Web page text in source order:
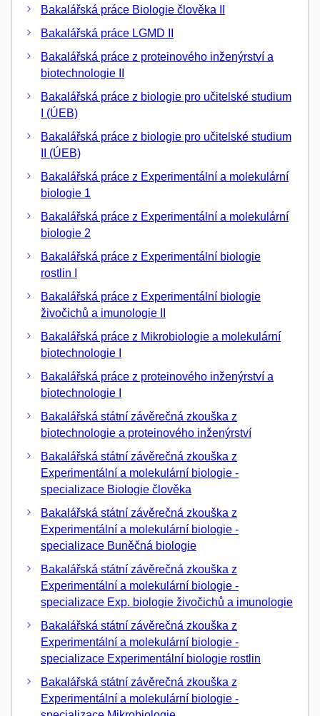
Bakalářská práce Biologie člověka II
Bakalářská práce LGMD II
Bakalářská práce z proteinového inženýrství a
biotechnologie II
Bakalářská práce z biologie pro učitelské studium
I (ÚEB)
Bakalářská práce z biologie pro učitelské studium
II (ÚEB)
Bakalářská práce z Experimentální a molekulární
biologie 1
Bakalářská práce z Experimentální a molekulární
biologie 2
Bakalářská práce z Experimentální biologie
rostlin I
Bakalářská práce z Experimentální biologie
živočichů a imunologie II
Bakalářská práce z Mikrobiologie a molekulární
biotechnologie I
Bakalářská práce z proteinového inženýrství a
biotechnologie I
Bakalářská státní závěrečná zkouška z
biotechnologie a proteinového inženýrství
Bakalářská státní závěrečná zkouška z
Experimentální a molekulární biologie -
specializace Biologie člověka
Bakalářská státní závěrečná zkouška z
Experimentální a molekulární biologie -
specializace Buněčná biologie
Bakalářská státní závěrečná zkouška z
Experimentální a molekulární biologie -
specializace Exp. biologie živočichů a imunologie
Bakalářská státní závěrečná zkouška z
Experimentální a molekulární biologie -
specializace Experimentální biologie rostlin
Bakalářská státní závěrečná zkouška z
Experimentální a molekulární biologie -